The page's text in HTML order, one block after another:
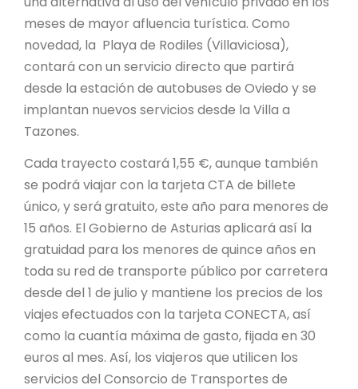
meses de mayor afluencia turística. Como
novedad, la Playa de Rodiles (Villaviciosa),
contará con un servicio directo que partirá
desde la estación de autobuses de Oviedo y se
implantan nuevos servicios desde la Villa a
Tazones.
Cada trayecto costará 1,55 €, aunque también
se podrá viajar con la tarjeta CTA de billete
único, y será gratuito, este año para menores de
15 años. El Gobierno de Asturias aplicará así la
gratuidad para los menores de quince años en
toda su red de transporte público por carretera
desde del 1 de julio y mantiene los precios de los
viajes efectuados con la tarjeta CONECTA, así
como la cuantía máxima de gasto, fijada en 30
euros al mes. Así, los viajeros que utilicen los
servicios del Consorcio de Transportes de